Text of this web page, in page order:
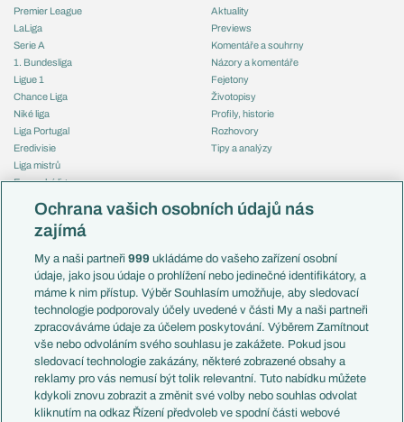
Premier League
LaLiga
Serie A
1. Bundesliga
Ligue 1
Chance Liga
Niké liga
Liga Portugal
Eredivisie
Liga mistrů
Evropská liga
Mistrovství světa
Liga národů
Témata
Představení týmů MS
EuroSkauting
PL v kostce
Evropské koeficienty
Přestupy
Přestupové spekulace
Zranění
Aktuality
Previews
Komentáře a souhrny
Názory a komentáře
Fejetony
Životopisy
Profily, historie
Rozhovory
Tipy a analýzy
Česko
Francie
Itálie
Německo
Španělsko
Argentina
Brazílie
Přestupy
Zápasy
Ochrana vašich osobních údajů nás
zajímá
My a naši partneři999 ukládáme do vašeho zařízení osobní
údaje, jako jsou údaje o prohlížení nebo jedinečné identifikátory, a
máme k nim přístup. Výběr Souhlasím umožňuje, aby sledovací
technologie podporovaly účely uvedené v části My a naši partneři
zpracováváme údaje za účelem poskytování. Výběrem Zamítnout
vše nebo odvoláním svého souhlasu je zakážete. Pokud jsou
sledovací technologie zakázány, některé zobrazené obsahy a
reklamy pro vás nemusí být tolik relevantní. Tuto nabídku můžete
kdykoli znovu zobrazit a změnit své volby nebo souhlas odvolat
kliknutím na odkaz Řízení předvoleb ve spodní části webové